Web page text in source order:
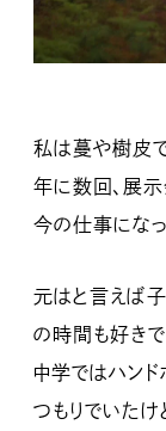
私は蔓や樹皮で
年に数回、展
今の仕事になっ
元はと言えば
の時間も好きで
中学ではハン
つもりでいたけ